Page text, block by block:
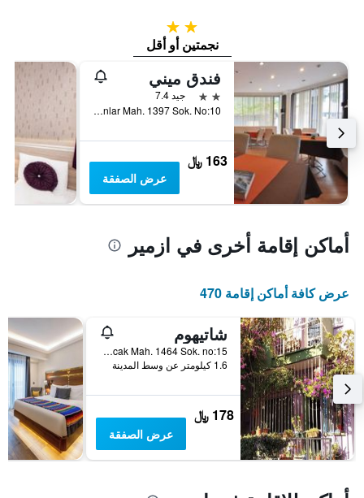
2 نجمتين
نجمتين أو أقل
فندق ميني
2 نجمتين
جيد 7.4
Kahramanlar Mah. 1397 Sok. No:10, ازمير, تركيا
163 ﷼
عرض الصفقة
أماكن إقامة أخرى في ازمير
عرض كافة أماكن إقامة 470
شاتيهوم
Alsancak Mah. 1464 Sok. no:15, ازمير, تركيا
1.6 كيلومتر عن وسط المدينة
178 ﷼
عرض الصفقة